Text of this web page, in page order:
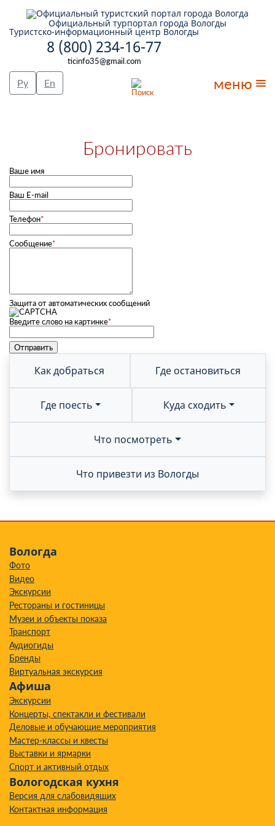
Официальный турпортал города Вологды
Туристско-информационный центр Вологды
8 (800) 234-16-77
ticinfo35@gmail.com
Ру En меню
Бронировать
Ваше имя
Ваш E-mail
Телефон*
Сообщение*
Защита от автоматических сообщений
Введите слово на картинке*
Как добраться Где остановиться
Где поесть Куда сходить
Что посмотреть
Что привезти из Вологды
Вологда
Фото
Видео
Экскурсии
Рестораны и гостиницы
Музеи и объекты показа
Транспорт
Аудиогиды
Бренды
Виртуальная экскурсия
Афиша
Экскурсии
Концерты, спектакли и фестивали
Деловые и обучающие мероприятия
Мастер-классы и квесты
Выставки и ярмарки
Спорт и активный отдых
Вологодская кухня
Версия для слабовидящих
Контактная информация